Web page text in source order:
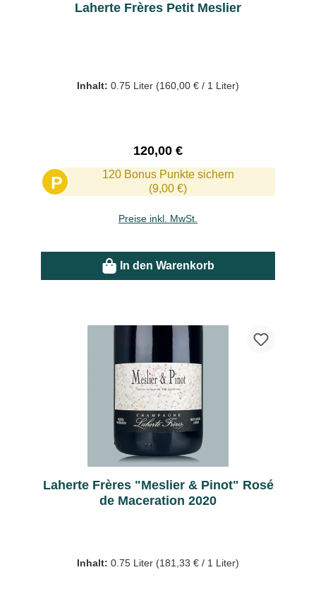
Laherte Frères Petit Meslier
Inhalt: 0.75 Liter (160,00 € / 1 Liter)
Regulärer Preis:
120,00 €
P
120 Bonus Punkte sichern
(9,00 €)
Preise inkl. MwSt.
In den Warenkorb
Laherte Frères "Meslier & Pinot" Rosé
de Maceration 2020
Inhalt: 0.75 Liter (181,33 € / 1 Liter)